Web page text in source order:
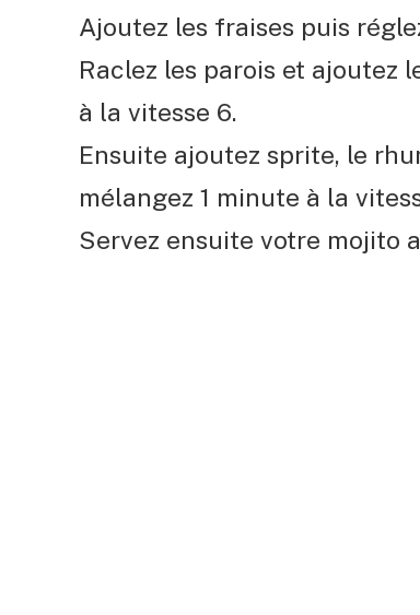
Ajoutez les fraises puis
Raclez les parois et ajoutez
à la vitesse 6.
Ensuite ajoutez sprite, le
mélangez 1 minute à la
Servez ensuite votre mojito